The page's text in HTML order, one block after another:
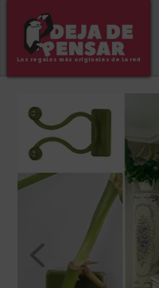
Los regalos más originales de la red